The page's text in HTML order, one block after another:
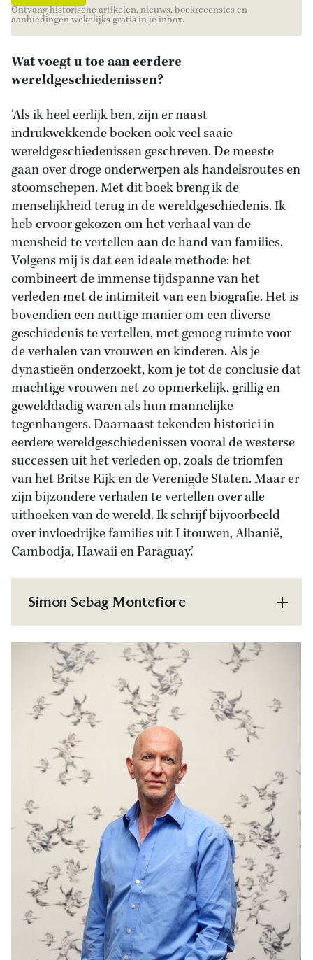
Ontvang historische artikelen, nieuws, boekrecensies en
aanbiedingen wekelijks gratis in je inbox.
Wat voegt u toe aan eerdere
wereldgeschiedenissen?
‘Als ik heel eerlijk ben, zijn er naast
indrukwekkende boeken ook veel saaie
wereldgeschiedenissen geschreven. De meeste
gaan over droge onderwerpen als handelsroutes en
stoomschepen. Met dit boek breng ik de
menselijkheid terug in de wereldgeschiedenis. Ik
heb ervoor gekozen om het verhaal van de
mensheid te vertellen aan de hand van families.
Volgens mij is dat een ideale methode: het
combineert de immense tijdspanne van het
verleden met de intimiteit van een biografie. Het is
bovendien een nuttige manier om een diverse
geschiedenis te vertellen, met genoeg ruimte voor
de verhalen van vrouwen en kinderen. Als je
dynastieën onderzoekt, kom je tot de conclusie dat
machtige vrouwen net zo opmerkelijk, grillig en
gewelddadig waren als hun mannelijke
tegenhangers. Daarnaast tekenden historici in
eerdere wereldgeschiedenissen vooral de westerse
successen uit het verleden op, zoals de triomfen
van het Britse Rijk en de Verenigde Staten. Maar er
zijn bijzondere verhalen te vertellen over alle
uithoeken van de wereld. Ik schrijf bijvoorbeeld
over invloedrijke families uit Litouwen, Albanië,
Cambodja, Hawaii en Paraguay.’
Simon Sebag Montefiore